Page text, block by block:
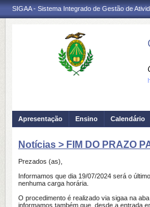
SIGAA - Sistema Integrado de Gestão de
Apresentação Ensino Calendário
Notícias > FIM DO PRAZO
Prezados (as),
Informamos que dia 19/07/2024 será o
nenhuma carga horária.
O procedimento é realizado via sigaa na
informamos também que, desde a entrada